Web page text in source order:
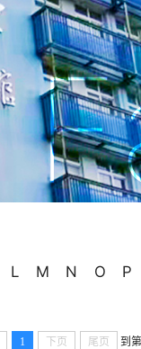
L M N O P
1 下页 尾页 到第